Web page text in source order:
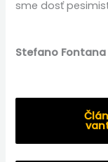
sme dosť
Stefano Fontana